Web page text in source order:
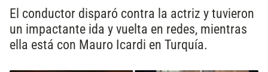
El conductor disparó contra la actriz y tuvieron
un impactante ida y vuelta en redes, mientras
ella está con Mauro Icardi en Turquía.